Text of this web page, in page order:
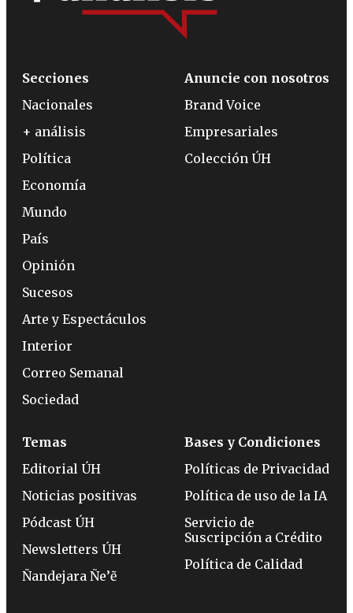
Secciones
Nacionales
+ análisis
Política
Economía
Mundo
País
Opinión
Sucesos
Arte y Espectáculos
Interior
Correo Semanal
Sociedad
Anuncie con nosotros
Brand Voice
Empresariales
Colección ÚH
Temas
Editorial ÚH
Noticias positivas
Pódcast ÚH
Newsletters ÚH
Ñandejara Ñe’ẽ
Bases y Condiciones
Políticas de Privacidad
Política de uso de la IA
Servicio de
Suscripción a Crédito
Política de Calidad